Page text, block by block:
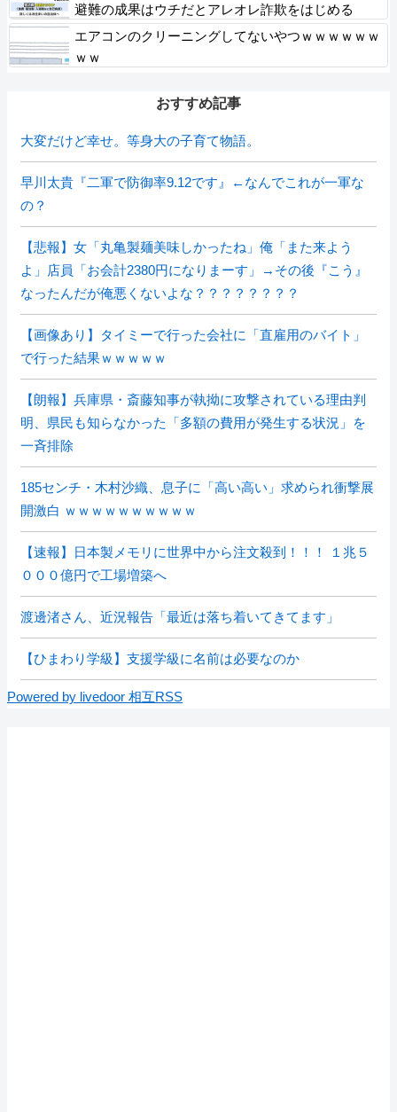
避難の成果はウチだとアレオレ詐欺をはじめる
エアコンのクリーニングしてないやつｗｗｗｗｗｗ
ｗｗ
おすすめ記事
大変だけど幸せ。等身大の子育て物語。
早川太貴『二軍で防御率9.12です』←なんでこれが一軍な
の？
【悲報】女「丸亀製麺美味しかったね」俺「また来よう
よ」店員「お会計2380円になりまーす」→その後『こう』
なったんだが俺悪くないよな？？？？？？？？
【画像あり】タイミーで行った会社に「直雇用のバイト」
で行った結果ｗｗｗｗｗ
【朗報】兵庫県・斎藤知事が執拗に攻撃されている理由判
明、県民も知らなかった「多額の費用が発生する状況」を
一斉排除
185センチ・木村沙織、息子に「高い高い」求められ衝撃展
開激白 ｗｗｗｗｗｗｗｗｗｗ
【速報】日本製メモリに世界中から注文殺到！！！ １兆５
０００億円で工場増築へ
渡邊渚さん、近況報告「最近は落ち着いてきてます」
【ひまわり学級】支援学級に名前は必要なのか
Powered by livedoor 相互RSS